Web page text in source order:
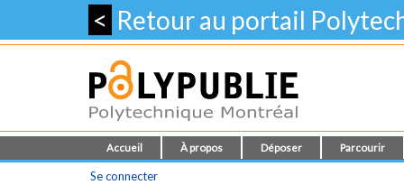
< Retour au portail
Accueil À propos Déposer Parcourir
Se connecter